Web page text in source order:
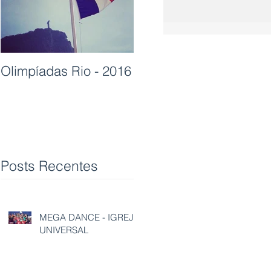
Olimpíadas Rio - 2016
Posts Recentes
MEGA DANCE - IGREJA
UNIVERSAL